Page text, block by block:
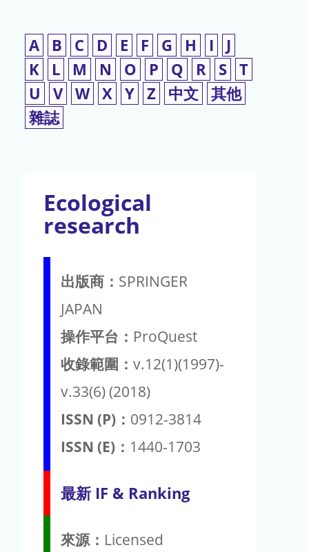
A B C D E F G H I
J
K
L M N O P Q R S T
U
V W X Y Z 中文 其他
雜誌
Ecological
research
出版商： SPRINGER
JAPAN
操作平台： ProQuest
收錄範圍： v.12(1)(1997)-
v.33(6) (2018)
ISSN (P)： 0912-3814
ISSN (E)： 1440-1703
最新 IF & Ranking
來源： Licensed